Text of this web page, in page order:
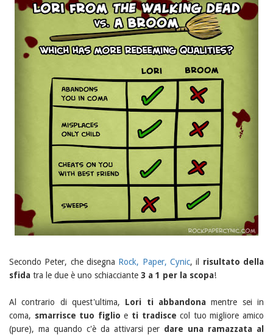
Secondo Peter, che disegna Rock, Paper, Cynic, il risultato della
sfida tra le due è uno schiacciante 3 a 1 per la scopa!
Al contrario di quest'ultima, Lori ti abbandona mentre sei in
coma, smarrisce tuo figlio e ti tradisce col tuo migliore amico
(pure), ma quando c'è da attivarsi per dare una ramazzata al